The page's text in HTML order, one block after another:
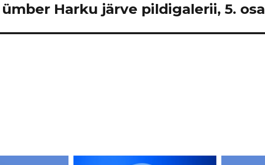
Harku järve pildigalerii, 5. osa